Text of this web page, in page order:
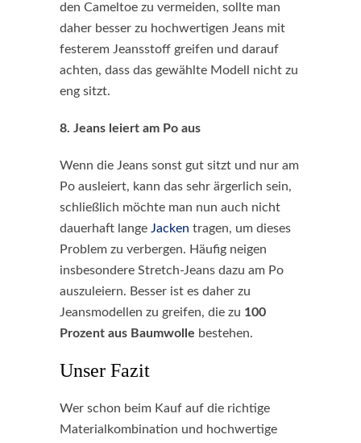
den Cameltoe zu vermeiden, sollte man
daher besser zu hochwertigen Jeans mit
festerem Jeansstoff greifen und darauf
achten, dass das gewählte Modell nicht zu
eng sitzt.
8. Jeans leiert am Po aus
Wenn die Jeans sonst gut sitzt und nur am
Po ausleiert, kann das sehr ärgerlich sein,
schließlich möchte man nun auch nicht
dauerhaft lange Jacken tragen, um dieses
Problem zu verbergen. Häufig neigen
insbesondere Stretch-Jeans dazu am Po
auszuleiern. Besser ist es daher zu
Jeansmodellen zu greifen, die zu 100
Prozent aus Baumwolle bestehen.
Unser Fazit
Wer schon beim Kauf auf die richtige
Materialkombination und hochwertige